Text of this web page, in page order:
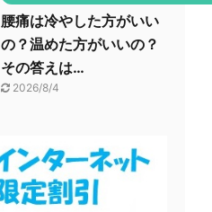
腰痛は冷やした方がいい
の？温めた方がいいの？
その答えは…
2026/8/4